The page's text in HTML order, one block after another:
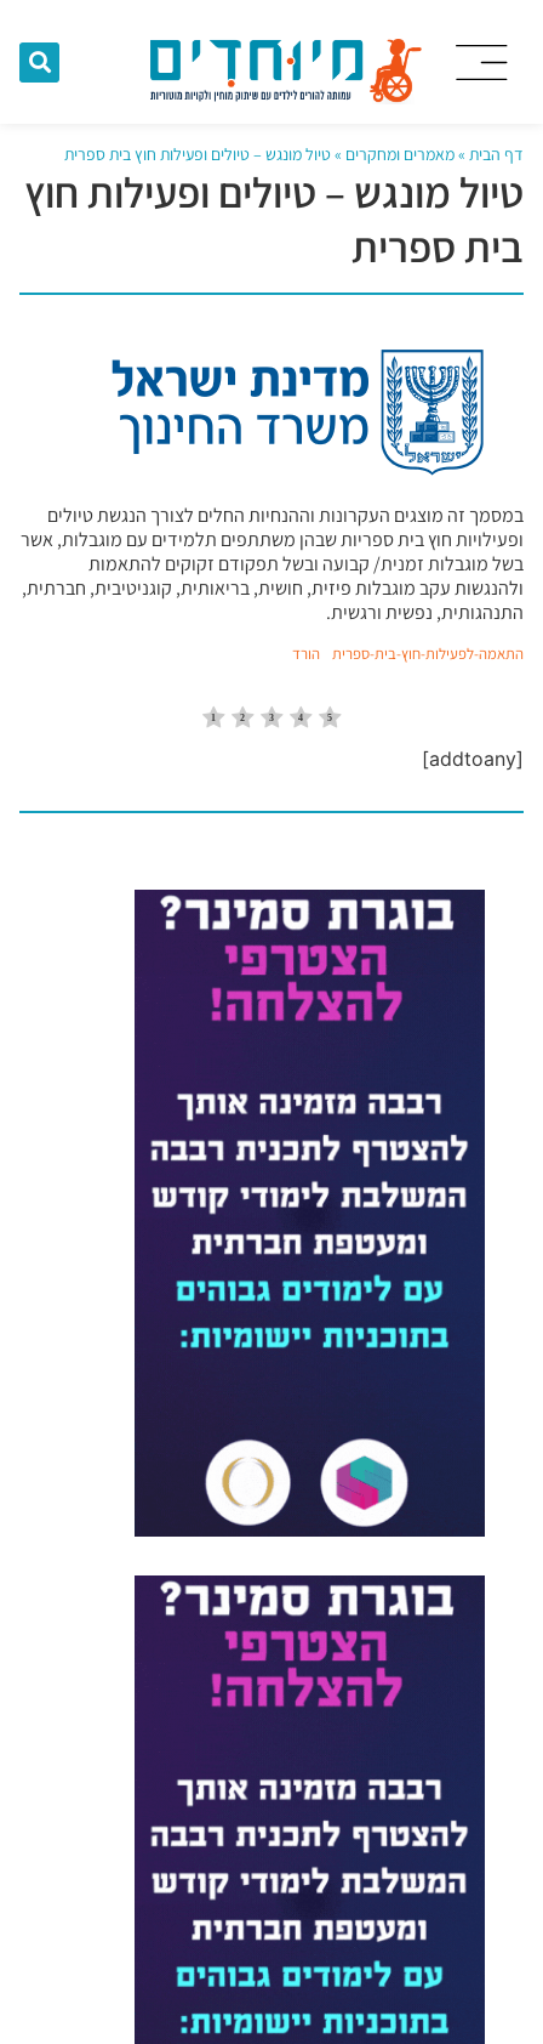
דף הבית »מאמרים ומחקרים »טיול מונגש – טיולים ופעילות חוץ בית ספרית
טיול מונגש – טיולים ופעילות חוץ
בית ספרית
במסמך זה מוצגים העקרונות וההנחיות החלים לצורך הנגשת טיולים
ופעילויות חוץ בית ספריות שבהן משתתפים תלמידים עם מוגבלות, אשר
בשל מוגבלות זמנית/ קבועה ובשל תפקודם זקוקים להתאמות
ולהנגשות עקב מוגבלות פיזית, חושית, בריאותית, קוגניטיבית, חברתית,
התנהגותית, נפשית ורגשית.
התאמה-לפעילות-חוץ-בית-ספרית הורד
[addtoany]